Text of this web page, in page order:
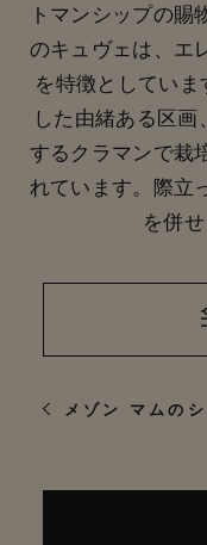
トマンシップの賜
のキュヴェは、エ
を特徴としていま
した由緒ある区
するクラマンで栽
れています。際立
を併
メゾン マムの